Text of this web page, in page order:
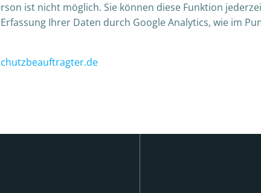
ist nicht möglich. Sie können diese Funktion
Ihrer Daten durch Google Analytics, wie im